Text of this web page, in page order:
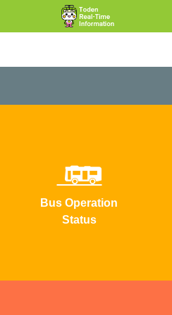
Bus Operation
Status